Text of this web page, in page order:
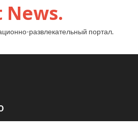
развлекательный портал.